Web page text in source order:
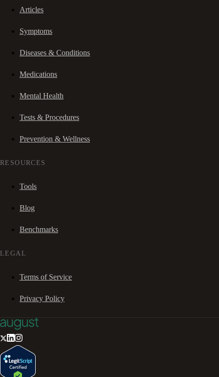
Articles
Symptoms
Diseases & Conditions
Medications
Mental Health
Tests & Procedures
Prevention & Wellness
RESOURCES
Tools
Blog
Benchmarks
LEGAL
Terms of Service
Privacy Policy